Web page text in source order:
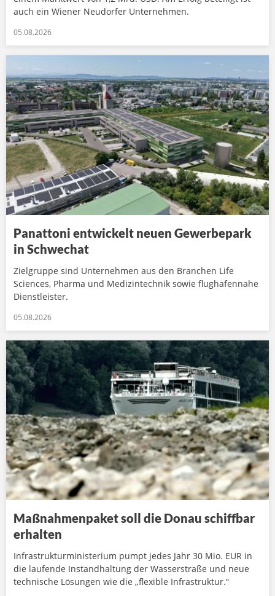
auch ein Wiener Neudorfer Unternehmen.
05.08.2026
Panattoni entwickelt neuen Gewerbepark
in Schwechat
Zielgruppe sind Unternehmen aus den Branchen Life
Sciences, Pharma und Medizintechnik sowie flughafennahe
Dienstleister.
05.08.2026
Maßnahmenpaket soll die Donau schiffbar
erhalten
Infrastrukturministerium pumpt jedes Jahr 30 Mio. EUR in
die laufende Instandhaltung der Wasserstraße und neue
technische Lösungen wie die „flexible Infrastruktur.“